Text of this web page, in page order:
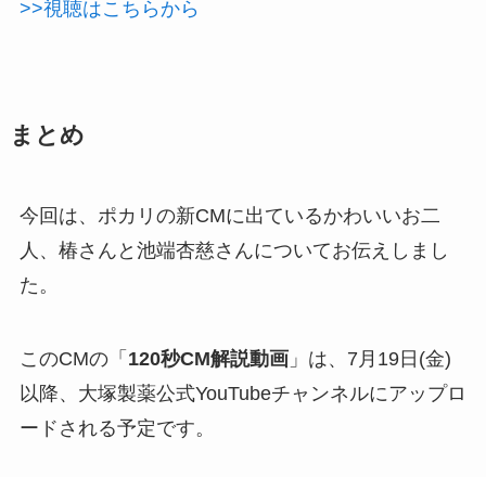
>>視聴はこちらから
まとめ
今回は、ポカリの新CMに出ているかわいいお二
人、椿さんと池端杏慈さんについてお伝えしまし
た。
このCMの「 120秒CM解説動画」は、7月19日(金)
以降、大塚製薬公式YouTubeチャンネルにアップロ
ードされる予定です。